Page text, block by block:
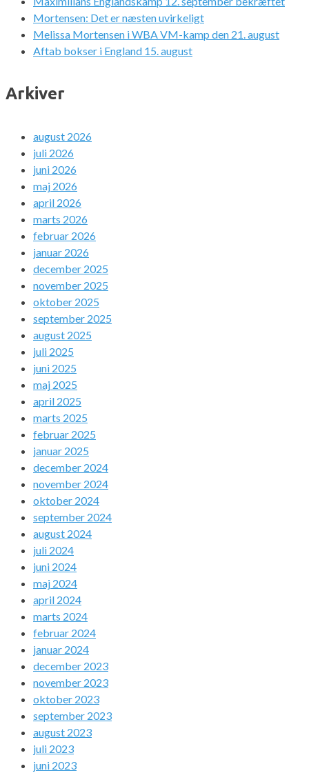
Mortensen: Det er næsten uvirkeligt
Melissa Mortensen i WBA VM-kamp den 21. august
Aftab bokser i England 15. august
Arkiver
august 2026
juli 2026
juni 2026
maj 2026
april 2026
marts 2026
februar 2026
januar 2026
december 2025
november 2025
oktober 2025
september 2025
august 2025
juli 2025
juni 2025
maj 2025
april 2025
marts 2025
februar 2025
januar 2025
december 2024
november 2024
oktober 2024
september 2024
august 2024
juli 2024
juni 2024
maj 2024
april 2024
marts 2024
februar 2024
januar 2024
december 2023
november 2023
oktober 2023
september 2023
august 2023
juli 2023
juni 2023